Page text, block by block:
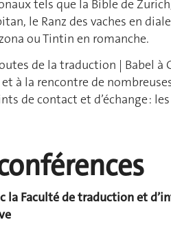
tels que la Bible de
le Ranz des vaches en
ou Tintin en romanche.
de la traduction | Babel à
à la rencontre de
de contact et d’échange :
la Faculté de traduction et